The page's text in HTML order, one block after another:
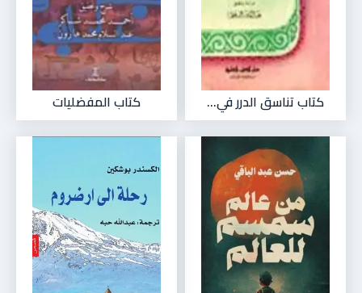
كتاب تناسق الدرر في... كتاب المفضليات